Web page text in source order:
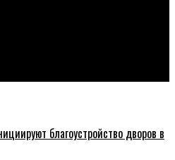
благоустройство дворов в